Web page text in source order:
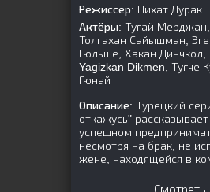
Режиссер: Нихат Дурак
Актёры: Тугай
Толгахан Сайышман,
Гюльше, Хакан Динчкол,
Yagizkan Dikmen, Тугче
Гюнай
Описание: Турецкий
откажусь"
успешном
несмотря на брак, не
жене, находящейся в
Смотреть